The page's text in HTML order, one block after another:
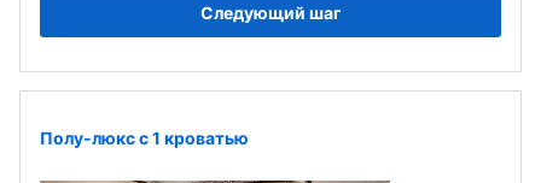
Следующий шаг
Полу-люкс с 1 кроватью